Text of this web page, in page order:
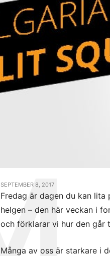
SEPTEMBER 8, 2017
Fredag är dagen du kan
helgen – den här veckan i
och förklarar vi hur den går
Många av oss är starkare i